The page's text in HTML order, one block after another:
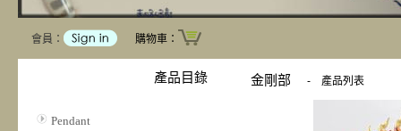
會員： 購物車：
產品目錄
Pendant
金剛部 - 產品列表